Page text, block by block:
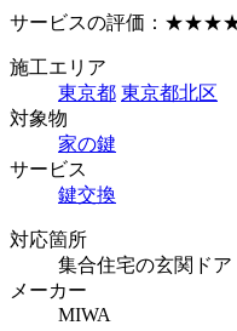
サービスの評価：
施工エリア
東京都 東京都北区
対象物
家の鍵
サービス
鍵交換
対応箇所
集合住宅の玄関ドア
メーカー
MIWA